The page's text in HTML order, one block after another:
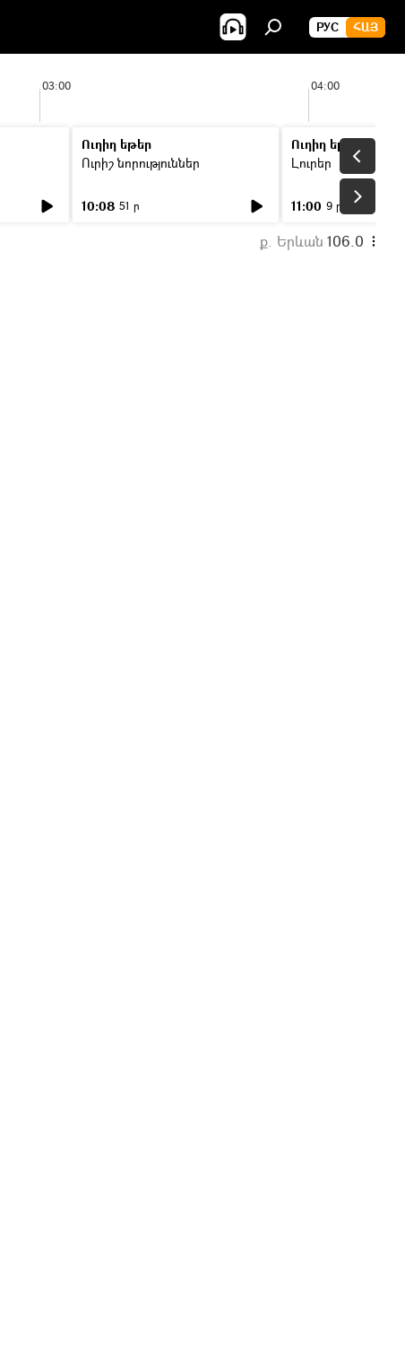
РУС ՀԱՅ
03:00 04:00
Ուղիղ եթեր
Ուրիշ նորություններ
10:08 51 ր
Ուղիղ եթեր
Լուրեր
11:00 9 ր
ք. Երևան 106.0